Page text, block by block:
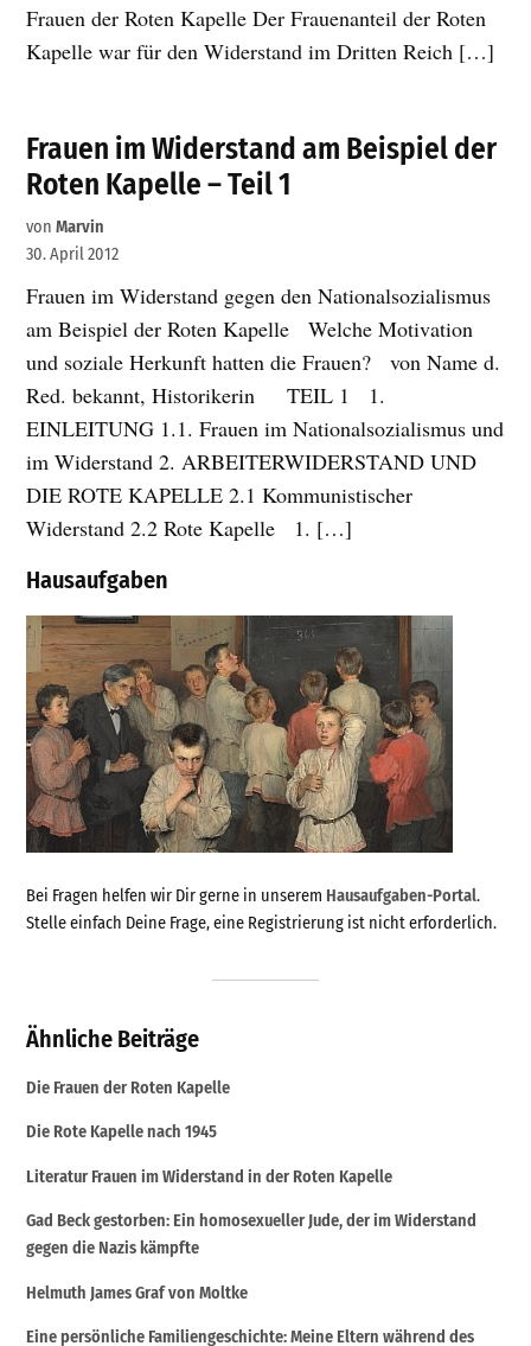
Frauen der Roten Kapelle Der Frauenanteil der Roten
Kapelle war für den Widerstand im Dritten Reich […]
Frauen im Widerstand am Beispiel der
Roten Kapelle – Teil 1
von Marvin
30. April 2012
Frauen im Widerstand gegen den Nationalsozialismus
am Beispiel der Roten Kapelle Welche Motivation
und soziale Herkunft hatten die Frauen? von Name d.
Red. bekannt, Historikerin TEIL 1 1.
EINLEITUNG 1.1. Frauen im Nationalsozialismus und
im Widerstand 2. ARBEITERWIDERSTAND UND
DIE ROTE KAPELLE 2.1 Kommunistischer
Widerstand 2.2 Rote Kapelle 1. […]
Hausaufgaben
Bei Fragen helfen wir Dir gerne in unserem Hausaufgaben-Portal.
Stelle einfach Deine Frage, eine Registrierung ist nicht erforderlich.
Ähnliche Beiträge
Die Frauen der Roten Kapelle
Die Rote Kapelle nach 1945
Literatur Frauen im Widerstand in der Roten Kapelle
Gad Beck gestorben: Ein homosexueller Jude, der im Widerstand
gegen die Nazis kämpfte
Helmuth James Graf von Moltke
Eine persönliche Familiengeschichte: Meine Eltern während des